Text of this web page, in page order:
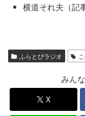
横道それ夫（記
ふらとぴラジオ
みん
X